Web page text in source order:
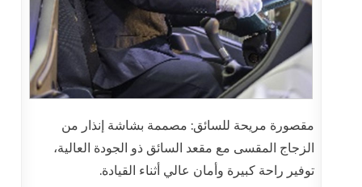
مقصورة مريحة للسائق: مصممة بشاشة إنذار من
الزجاج المقسى مع مقعد السائق ذو الجودة العالية،
توفير راحة كبيرة وأمان عالي أثناء القيادة.